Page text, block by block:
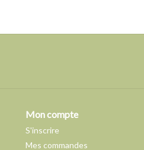
Mon compte
S'inscrire
Mes commandes